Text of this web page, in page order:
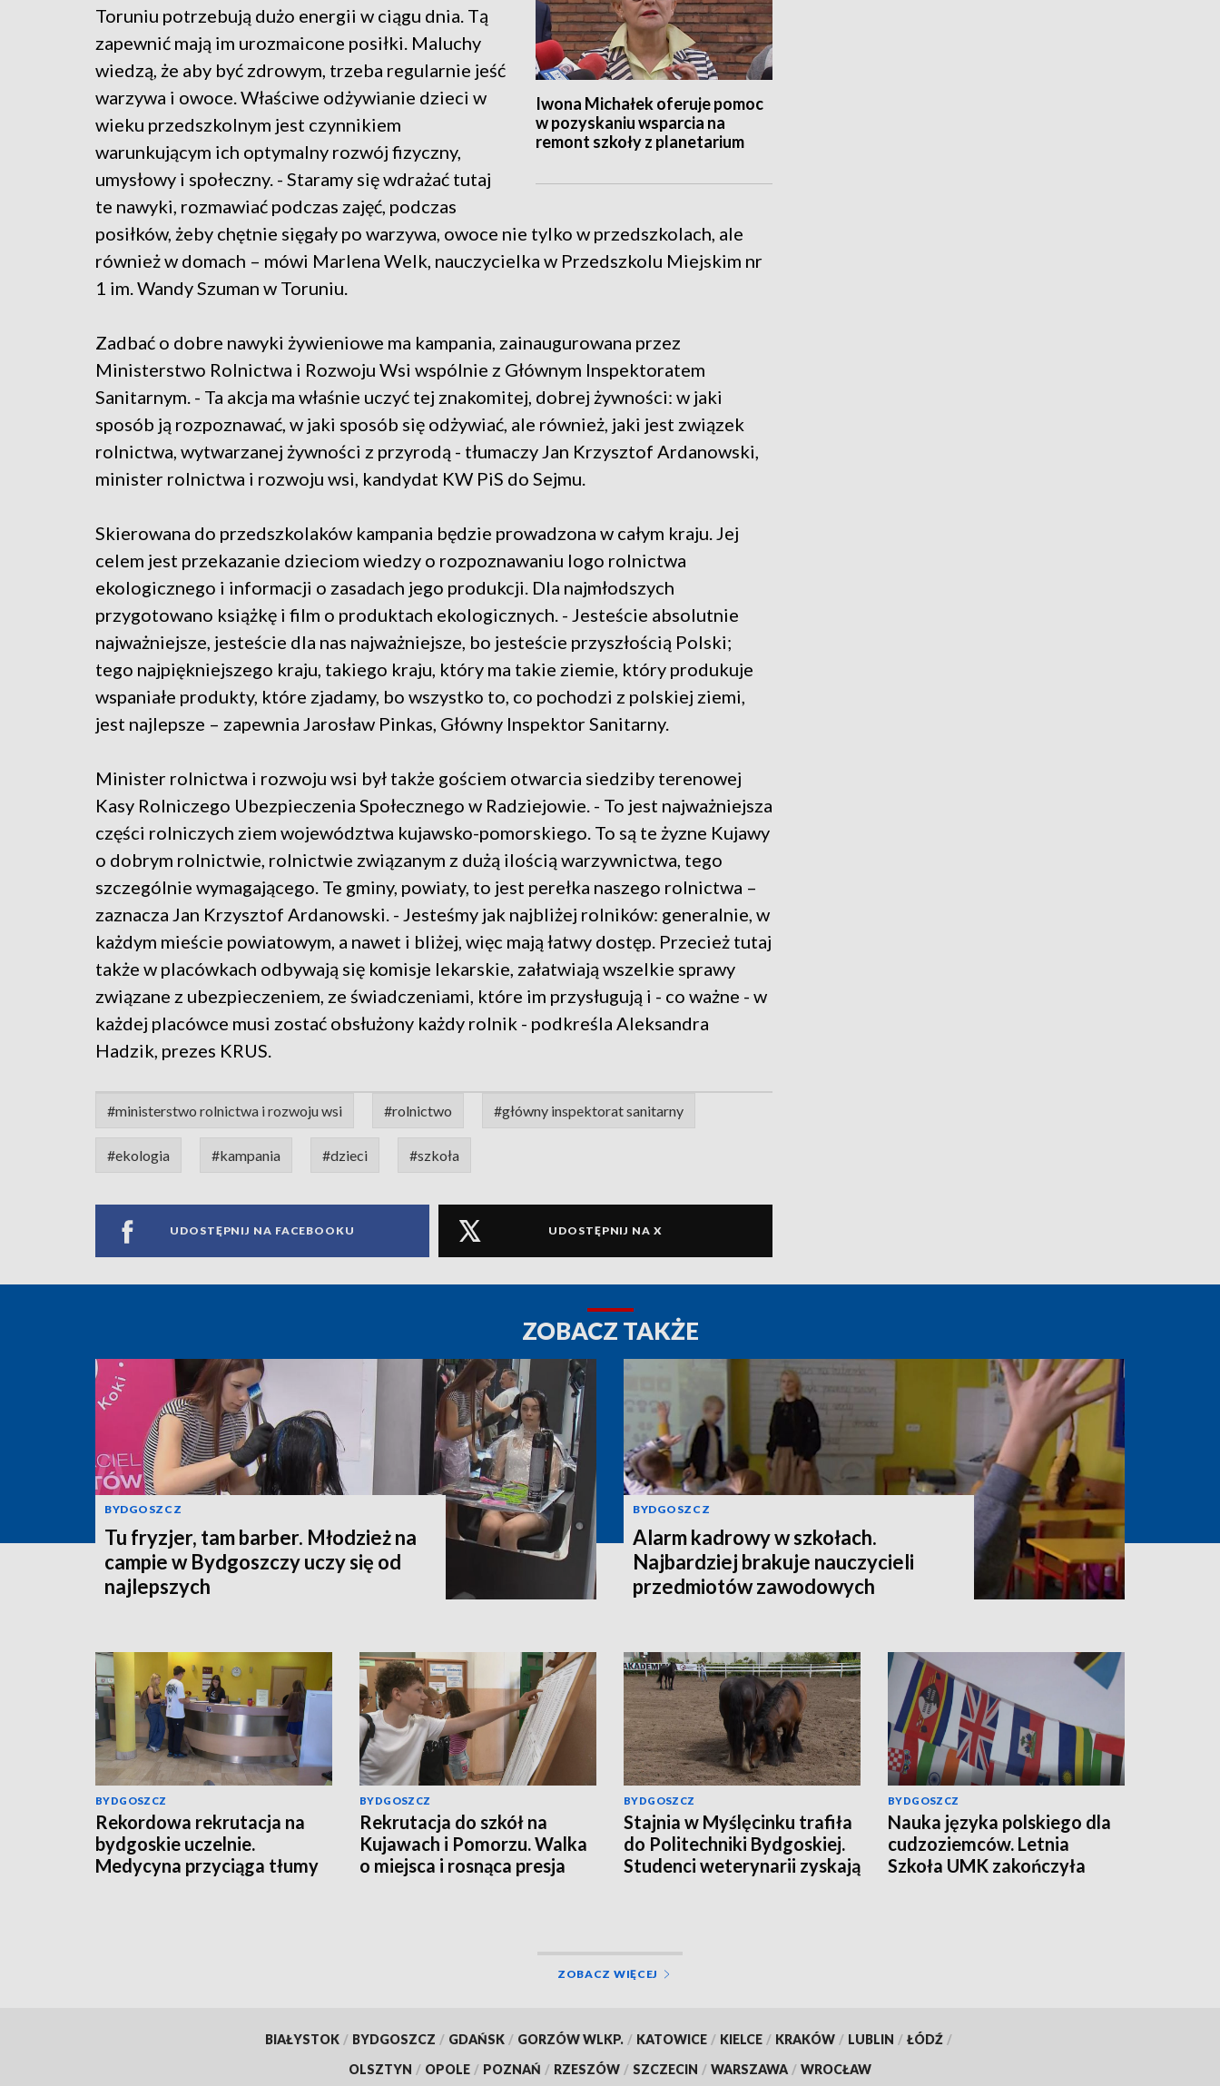
Iwona Michałek oferuje pomoc
w pozyskaniu wsparcia na
remont szkoły z planetarium
Toruniu potrzebują dużo energii w ciągu dnia. Tą
zapewnić mają im urozmaicone posiłki. Maluchy
wiedzą, że aby być zdrowym, trzeba regularnie jeść
warzywa i owoce. Właściwe odżywianie dzieci w
wieku przedszkolnym jest czynnikiem
warunkującym ich optymalny rozwój fizyczny,
umysłowy i społeczny. - Staramy się wdrażać tutaj
te nawyki, rozmawiać podczas zajęć, podczas
posiłków, żeby chętnie sięgały po warzywa, owoce nie tylko w przedszkolach, ale
również w domach – mówi Marlena Welk, nauczycielka w Przedszkolu Miejskim nr
1 im. Wandy Szuman w Toruniu.
Zadbać o dobre nawyki żywieniowe ma kampania, zainaugurowana przez
Ministerstwo Rolnictwa i Rozwoju Wsi wspólnie z Głównym Inspektoratem
Sanitarnym. - Ta akcja ma właśnie uczyć tej znakomitej, dobrej żywności: w jaki
sposób ją rozpoznawać, w jaki sposób się odżywiać, ale również, jaki jest związek
rolnictwa, wytwarzanej żywności z przyrodą - tłumaczy Jan Krzysztof Ardanowski,
minister rolnictwa i rozwoju wsi, kandydat KW PiS do Sejmu.
Skierowana do przedszkolaków kampania będzie prowadzona w całym kraju. Jej
celem jest przekazanie dzieciom wiedzy o rozpoznawaniu logo rolnictwa
ekologicznego i informacji o zasadach jego produkcji. Dla najmłodszych
przygotowano książkę i film o produktach ekologicznych. - Jesteście absolutnie
najważniejsze, jesteście dla nas najważniejsze, bo jesteście przyszłością Polski;
tego najpiękniejszego kraju, takiego kraju, który ma takie ziemie, który produkuje
wspaniałe produkty, które zjadamy, bo wszystko to, co pochodzi z polskiej ziemi,
jest najlepsze – zapewnia Jarosław Pinkas, Główny Inspektor Sanitarny.
Minister rolnictwa i rozwoju wsi był także gościem otwarcia siedziby terenowej
Kasy Rolniczego Ubezpieczenia Społecznego w Radziejowie. - To jest najważniejsza
części rolniczych ziem województwa kujawsko-pomorskiego. To są te żyzne Kujawy
o dobrym rolnictwie, rolnictwie związanym z dużą ilością warzywnictwa, tego
szczególnie wymagającego. Te gminy, powiaty, to jest perełka naszego rolnictwa –
zaznacza Jan Krzysztof Ardanowski. - Jesteśmy jak najbliżej rolników: generalnie, w
każdym mieście powiatowym, a nawet i bliżej, więc mają łatwy dostęp. Przecież tutaj
także w placówkach odbywają się komisje lekarskie, załatwiają wszelkie sprawy
związane z ubezpieczeniem, ze świadczeniami, które im przysługują i - co ważne - w
każdej placówce musi zostać obsłużony każdy rolnik - podkreśla Aleksandra
Hadzik, prezes KRUS.
#ministerstwo rolnictwa i rozwoju wsi #rolnictwo #główny inspektorat sanitarny
#ekologia #kampania #dzieci #szkoła
UDOSTĘPNIJ NA FACEBOOKU UDOSTĘPNIJ NA X
ZOBACZ TAKŻE
BYDGOSZCZ
Tu fryzjer, tam barber. Młodzież na
campie w Bydgoszczy uczy się od
najlepszych
BYDGOSZCZ
Alarm kadrowy w szkołach.
Najbardziej brakuje nauczycieli
przedmiotów zawodowych
BYDGOSZCZ
Rekordowa rekrutacja na
bydgoskie uczelnie.
Medycyna przyciąga tłumy
BYDGOSZCZ
Rekrutacja do szkół na
Kujawach i Pomorzu. Walka
o miejsca i rosnąca presja
BYDGOSZCZ
Stajnia w Myślęcinku trafiła
do Politechniki Bydgoskiej.
Studenci weterynarii zyskają
BYDGOSZCZ
Nauka języka polskiego dla
cudzoziemców. Letnia
Szkoła UMK zakończyła
ZOBACZ WIĘCEJ
BIAŁYSTOK / BYDGOSZCZ / GDAŃSK / GORZÓW WLKP. / KATOWICE / KIELCE / KRAKÓW / LUBLIN / ŁÓDŹ /
OLSZTYN / OPOLE / POZNAŃ / RZESZÓW / SZCZECIN / WARSZAWA / WROCŁAW